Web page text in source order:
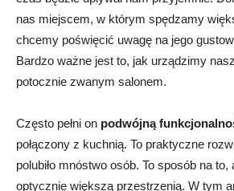
nas miejscem, w którym spędzamy
chcemy poświęcić uwagę na jego
Bardzo ważne jest to, jak urządzimy
potocznie zwanym salonem.
Często pełni on podwójną
połączony z kuchnią. To praktyczne
polubiło mnóstwo osób. To sposób na
optycznie większą przestrzenią. W tym